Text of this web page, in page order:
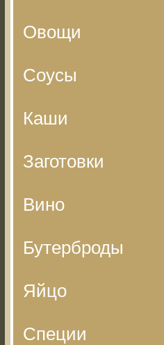
Овощи
Соусы
Каши
Заготовки
Вино
Бутерброды
Яйцо
Специи